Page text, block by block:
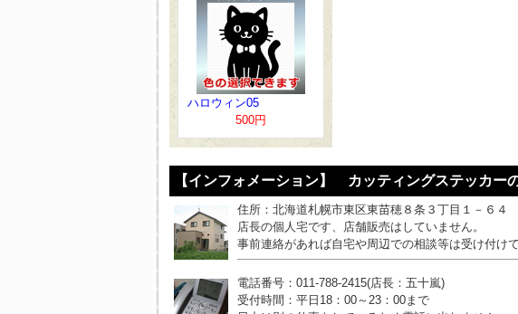
ハロウィン05
500円
【インフォメーション】 カッティングステッカー
住所：北海道札幌市東区東苗穂８条３丁目１－６４
店長の個人宅です、店舗販売はしていません。
事前連絡があれば自宅や周辺での相談等は受け付けて
電話番号：011-788-2415(店長：五十嵐)
受付時間：平日18：00～23：00まで